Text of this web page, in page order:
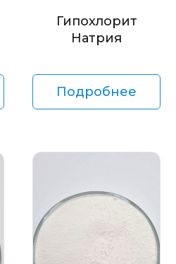
Гипохлорит
Натрия
Подробнее